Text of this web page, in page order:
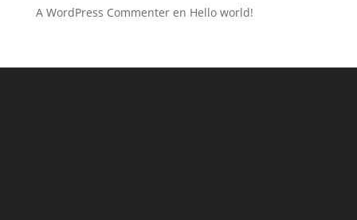
A WordPress Commenteren Hello world!